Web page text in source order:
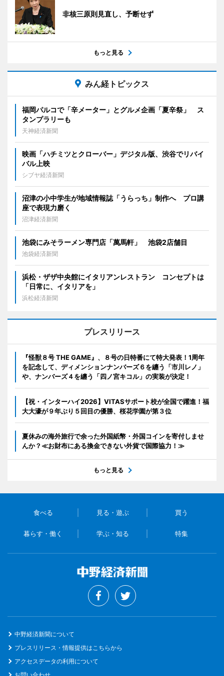
非核三原則見直し、予断せず
もっと見る
みん経トピックス
福岡パルコで「辛メーター」とグルメ企画「夏辛祭」 ス
タンプラリーも
天神経済新聞
映画「ハチミツとクローバー」デジタル版、渋谷でリバイ
バル上映
シブヤ経済新聞
沼津の小中学生が地域情報誌「うらっち」制作へ プロ講
座で表現力磨く
沼津経済新聞
池袋にみそラーメン専門店「萬馬軒」 池袋2店舗目
池袋経済新聞
浜松・ザザ中央館にイタリアンレストラン コンセプトは
「日常に、イタリアを」
浜松経済新聞
プレスリリース
『怪獣８号 THE GAME』、８号の日特番にて特大発表！1周年
を記念して、ディメンションナンバーズ６を纏う「市川レノ」
や、ナンバーズ４を纏う「四ノ宮キコル」の実装が決定！
【祝・インターハイ2026】VITASサポート校が全国で躍進！福
大大濠が９年ぶり５回目の優勝、桜花学園が第３位
夏休みの海外旅行で余った外国紙幣・外国コインを寄付しませ
んか？≪お財布にある換金できない外貨で国際協力！≫
もっと見る
食べる 見る・遊ぶ 買う
暮らす・働く 学ぶ・知る 特集
中野経済新聞について
プレスリリース・情報提供はこちらから
アクセスデータの利用について